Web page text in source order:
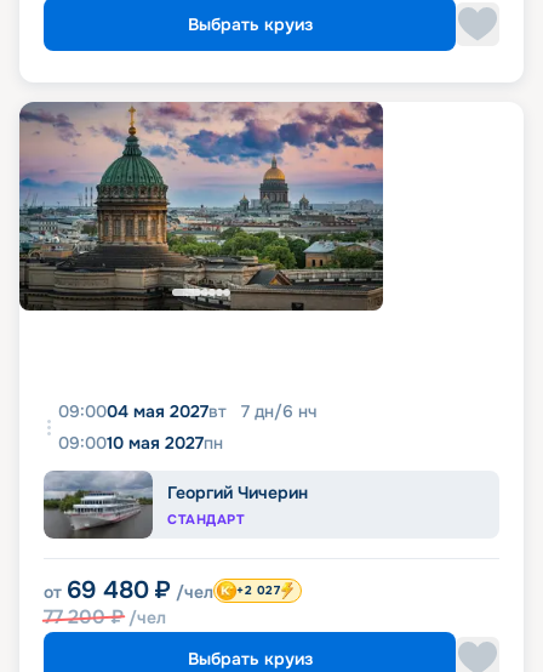
Выбрать круиз
09:0004 мая 2027вт 7 дн/6 нч
09:0010 мая 2027пн
Георгий Чичерин
СТАНДАРТ
от 69 480 ₽ /чел
77 200₽ /чел
+2 027
Выбрать круиз